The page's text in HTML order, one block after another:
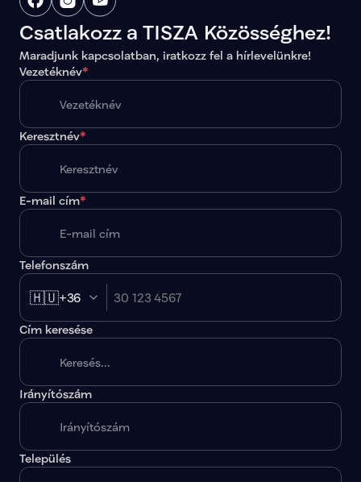
Csatlakozz a TISZA Közösséghez!
Maradjunk kapcsolatban, iratkozz fel a hírlevelünkre!
Vezetéknév*
Keresztnév*
E-mail cím*
Telefonszám
🇭🇺+36
Cím keresése
Irányítószám
Település